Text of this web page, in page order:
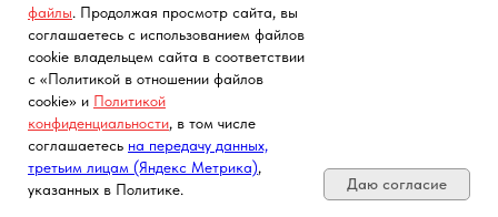
Розы с ЗКС
Роза английская, флорибунда, спрей
(пионовидная), плетистая, чайно-гибридная.
файлы. Продолжая просмотр сайта, вы
соглашаетесь с использованием файлов
cookie владельцем сайта в соответствии
с «Политикой в отношении файлов
cookie» и Политикой
конфиденциальности, в том числе
соглашаетесь на передачу данных,
третьим лицам (Яндекс Метрика),
указанных в Политике.
Даю согласие